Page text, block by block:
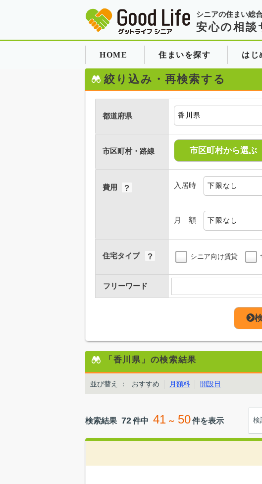
シニアの住まい総
安心の相談
HOME 住まいを探す はじ
絞り込み・再検索する
都道府県
市区町村・路線 市区町村から選ぶ
費用 入居時
月 額
住宅タイプ シニア向け賃貸
フリーワード
「香川県」の検索結果
並び替え ： おすすめ 月額料 開設日
検索結果 72件中 41 ～ 50件を表示 検